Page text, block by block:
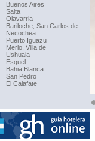
Buenos Aires
Salta
Olavarria
Bariloche, San Carlos de
Necochea
Puerto Iguazu
Merlo, Villa de
Ushuaia
Esquel
Bahia Blanca
San Pedro
El Calafate